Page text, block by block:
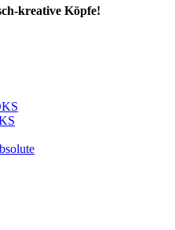
kreative Köpfe!